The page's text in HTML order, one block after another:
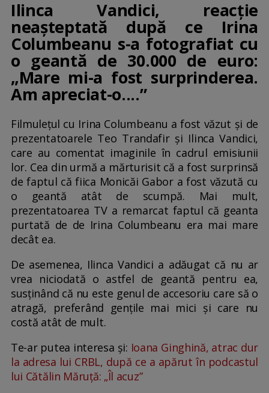
Ilinca Vandici, reacție
neașteptată după ce Irina
Columbeanu s-a fotografiat cu
o geantă de 30.000 de euro:
„Mare mi-a fost surprinderea.
Am apreciat-o....”
Filmulețul cu Irina Columbeanu a fost văzut și de
prezentatoarele Teo Trandafir și Ilinca Vandici,
care au comentat imaginile în cadrul emisiunii
lor. Cea din urmă a mărturisit că a fost surprinsă
de faptul că fiica Monicăi Gabor a fost văzută cu
o geantă atât de scumpă. Mai mult,
prezentatoarea TV a remarcat faptul că geanta
purtată de de Irina Columbeanu era mai mare
decât ea.
De asemenea, Ilinca Vandici a adăugat că nu ar
vrea niciodată o astfel de geantă pentru ea,
susținând că nu este genul de accesoriu care să o
atragă, preferând gențile mai mici și care nu
costă atât de mult.
Te-ar putea interesa și: Ioana Ginghină, atrac dur
la adresa lui CRBL, după ce a apărut în podcastul
lui Cătălin Măruță: „Îl acuz”